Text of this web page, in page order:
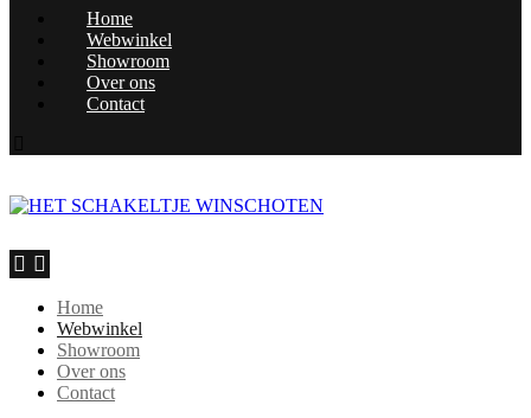
Home
Webwinkel
Showroom
Over ons
Contact
Home
Webwinkel
Showroom
Over ons
Contact